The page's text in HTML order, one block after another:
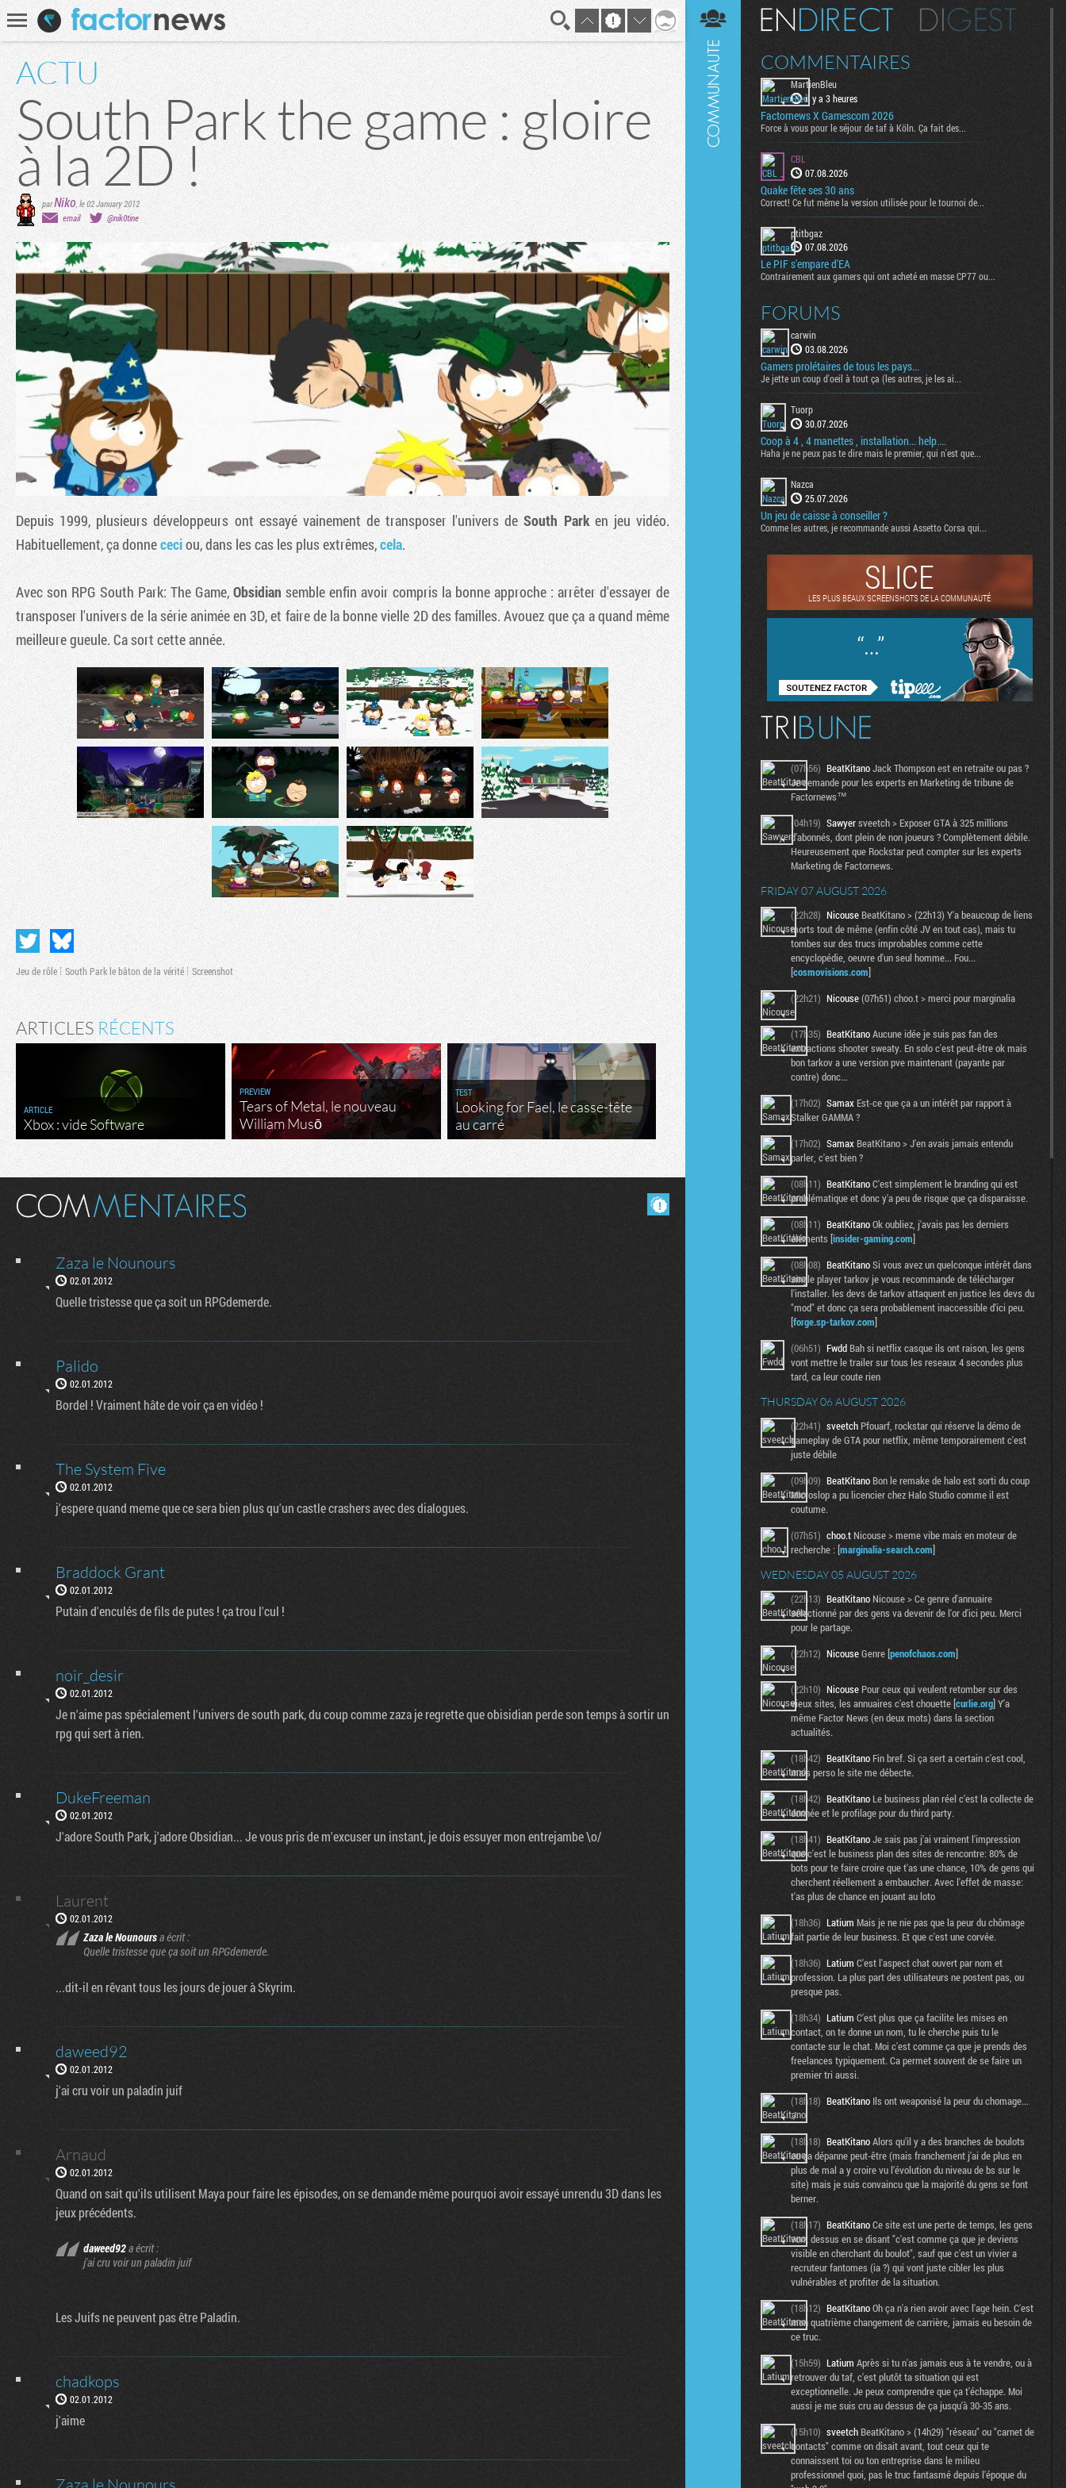
Recherche
ACTU
South Park the game : gloire
à la 2D !
parNiko,le 02 January 2012
email
@nik0tine
Depuis 1999, plusieurs développeurs ont essayé vainement de transposer l'univers deSouth Parken jeu vidéo.
Habituellement, ça donnececiou, dans les cas les plus extrêmes,cela.
Avec son RPG South Park: The Game, Obsidian semble enfin avoir compris la bonne approche : arrêter d'essayer de
transposer l'univers de la série animée en 3D, et faire de la bonne vielle 2D des familles. Avouez que ça a quand même
meilleure gueule. Ca sort cette année.
Jeu de rôle South Park le bâton de la vérité Screenshot
ARTICLES RÉCENTS
ARTICLE
Xbox : vide Software
PREVIEW
Tears of Metal, le nouveau
William Musō
TEST
Looking for Fael, le casse-tête
au carré
Zaza le Nounours
02.01.2012
Quelle tristesse que ça soit un RPGdemerde.
Palido
02.01.2012
Bordel ! Vraiment hâte de voir ça en vidéo !
The System Five
02.01.2012
j'espere quand meme que ce sera bien plus qu'un castle crashers avec des dialogues.
Braddock Grant
02.01.2012
Putain d'enculés de fils de putes ! ça trou l'cul !
noir_desir
02.01.2012
Je n'aime pas spécialement l'univers de south park, du coup comme zaza je regrette que obisidian perde son temps à sortir un
rpg qui sert à rien.
DukeFreeman
02.01.2012
J'adore South Park, j'adore Obsidian... Je vous pris de m'excuser un instant, je dois essuyer mon entrejambe \o/
Laurent
02.01.2012
Zaza le Nounoursa écrit :
Quelle tristesse que ça soit un RPGdemerde.
...dit-il en rêvant tous les jours de jouer à Skyrim.
daweed92
02.01.2012
j'ai cru voir un paladin juif
Arnaud
02.01.2012
Quand on sait qu'ils utilisent Maya pour faire les épisodes, on se demande même pourquoi avoir essayé unrendu 3D dans les
jeux précédents.
daweed92a écrit :
j'ai cru voir un paladin juif
Les Juifs ne peuvent pas être Paladin.
chadkops
02.01.2012
j'aime
En direct Digest
COMMENTAIRES
MartienBleu
il y a 3 heures
Factornews X Gamescom 2026
Force à vous pour le séjour de taf à Köln. Ça fait des...
CBL
07.08.2026
Quake fête ses 30 ans
Correct! Ce fut même la version utilisée pour le tournoi de...
ptitbgaz
07.08.2026
Le PIF s'empare d'EA
Contrairement aux gamers qui ont acheté en masse CP77 ou...
FORUMS
carwin
03.08.2026
Gamers prolétaires de tous les pays...
Je jette un coup d'oeil à tout ça (les autres, je les ai...
Tuorp
30.07.2026
Coop à 4 , 4 manettes , installation... help....
Haha je ne peux pas te dire mais le premier, qui n'est que...
Nazca
25.07.2026
Un jeu de caisse à conseiller ?
Comme les autres, je recommande aussi Assetto Corsa qui...
SLICE
LES PLUS BEAUX SCREENSHOTS DE LA COMMUNAUTÉ
Tribune
(07h56) BeatKitanoJack Thompson est en retraite ou pas ?
Je demande pour les experts en Marketing de tribune de
Factornews™
(04h19) Sawyersveetch > Exposer GTA à 325 millions
d'abonnés, dont plein de non joueurs ? Complètement débile.
Heureusement que Rockstar peut compter sur les experts
Marketing de Factornews.
FRIDAY 07 AUGUST 2026
(22h28) Nicouse BeatKitano > (22h13) Y'a beaucoup de liens
morts tout de même (enfin côté JV en tout cas), mais tu
tombes sur des trucs improbables comme cette
encyclopédie, oeuvre d'un seul homme... Fou...
[cosmovisions.com]
(22h21) Nicouse(07h51) choo.t > merci pour marginalia
(17h35) BeatKitanoAucune idée je suis pas fan des
extractions shooter sweaty. En solo c'est peut-être ok mais
bon tarkov a une version pve maintenant (payante par
contre) donc...
(17h02) Samax Est-ce que ça a un intérêt par rapport à
Stalker GAMMA ?
(17h02) Samax BeatKitano > J'en avais jamais entendu
parler, c'est bien ?
(08h11) BeatKitanoC'est simplement le branding qui est
problématique et donc y'a peu de risque que ça disparaisse.
(08h11) BeatKitanoOk oubliez, j'avais pas les derniers
éléments [insider-gaming.com]
(08h08) BeatKitanoSi vous avez un quelconque intérêt dans
single player tarkov je vous recommande de télécharger
l'installer. les devs de tarkov attaquent en justice les devs du
"mod" et donc ça sera probablement inaccessible d'ici peu.
[forge.sp-tarkov.com]
(06h51) Fwdd Bah si netflix casque ils ont raison, les gens
vont mettre le trailer sur tous les reseaux 4 secondes plus
tard, ca leur coute rien
THURSDAY 06 AUGUST 2026
(22h41) sveetch Pfouarf, rockstar qui réserve la démo de
gameplay de GTA pour netflix, même temporairement c'est
juste débile
(09h09) BeatKitano Bon le remake de halo est sorti du coup
Microslop a pu licencier chez Halo Studio comme il est
coutume.
(07h51) choo.t Nicouse > meme vibe mais en moteur de
recherche : [marginalia-search.com]
WEDNESDAY 05 AUGUST 2026
(22h13) BeatKitano Nicouse > Ce genre d'annuaire
sélectionné par des gens va devenir de l'or d'ici peu. Merci
pour le partage.
(22h12) NicouseGenre [penofchaos.com]
(22h10) Nicouse Pour ceux qui veulent retomber sur des
vieux sites, les annuaires c'est chouette [curlie.org] Y'a
même Factor News (en deux mots) dans la section
actualités.
(18h42) BeatKitano Fin bref. Si ça sert a certain c'est cool,
mais perso le site me débecte.
(18h42) BeatKitano Le business plan réel c'est la collecte de
donnée et le profilage pour du third party.
(18h41) BeatKitanoJe sais pas j'ai vraiment l'impression
que c'est le business plan des sites de rencontre: 80% de
bots pour te faire croire que t'as une chance, 10% de gens qui
cherchent réellement a embaucher. Avec l'effet de masse:
t'as plus de chance en jouant au loto
(18h36) Latium Mais je ne nie pas que la peur du chômage
fait partie de leur business. Et que c'est une corvée.
(18h36) Latium C'est l'aspect chat ouvert par nom et
profession. La plus part des utilisateurs ne postent pas, ou
presque pas.
(18h34) Latium C'est plus que ça facilite les mises en
contact, on te donne un nom, tu le cherche puis tu le
contacte sur le chat. Moi c'est comme ça que je prends des
freelances typiquement. Ca permet souvent de se faire un
premier tri aussi.
(18h18) BeatKitano Ils ont weaponisé la peur du chomage...
:/
(18h18) BeatKitanoAlors qu'il y a des branches de boulots
ou ça dépanne peut-être (mais franchement j'ai de plus en
plus de mal a y croire vu l'évolution du niveau de bs sur le
site) mais je suis convaincu que la majorité du gens se font
berner.
(18h17) BeatKitanoCe site est une perte de temps, les gens
vont dessus en se disant "c'est comme ça que je deviens
visible en cherchant du boulot", sauf que c'est un vivier a
recruteur fantomes (ia ?) qui vont juste cibler les plus
vulnérables et profiter de la situation.
(18h12) BeatKitanoOh ça n'a rien avoir avec l'age hein. C'est
mon quatrième changement de carrière, jamais eu besoin de
ce truc.
(15h59) Latium Après si tu n'as jamais eus à te vendre, ou à
retrouver du taf, c'est plutôt ta situation qui est
exceptionnelle. Je peux comprendre que ça t'échappe. Moi
aussi je me suis cru au dessus de ça jusqu'à 30-35 ans.
(15h10) sveetch BeatKitano > (14h29) "réseau" ou "carnet de
contacts" comme on disait avant, tout ceux qui te
connaissent toi ou ton entreprise dans le milieu
professionnel quoi, pas le truc fantasmé depuis l'époque du